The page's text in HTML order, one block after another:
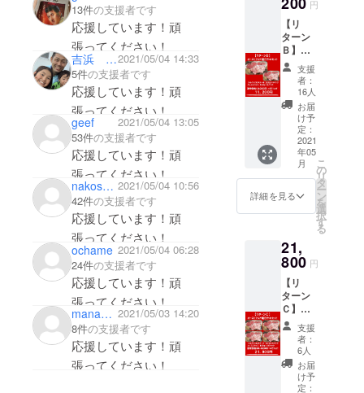
13件の支援者です
応援しています！頑
張ってください！
吉浜 実亮(つねあき)2021/05/04 14:33
5件の支援者です
応援しています！頑
張ってください！
geef
2021/05/04 13:05
53件の支援者です
応援しています！頑
張ってください！
nakosan22 2021/05/04 10:56
42件の支援者です
応援しています！頑
張ってください！
ochame 2021/05/04 06:28
24件の支援者です
応援しています！頑
張ってください！
manage192 2021/05/03 14:20
8件の支援者です
応援しています！頑
張ってください！
思い、7年前
に長年の夢
であった飲
食店を地元
大阪にオー
プンする事
ができまし
た。旬の食
材を使った
オリジナリ
冷製オード
40種類以上
の創意あふ
れるくわ焼
きが名物で
す。
００ｇ×
４パッ
ク 通常
価格９,
９８０
円
→ ４
１％off
の５，
８００
ストラ
リア産
の仔牛
「ス
オース
トラリ
アの恵
まれた
自然環
境の中
で育て
られた
仔牛で
す。仔
牛なの
でビー
円
【リ
ターン
Ｂ】
オース
トラリ
ア産仔
牛の
セット
・フィ
レサイ
コロス
テー
キ ２
００g×
４パッ
ク ・
スライ
ス １
００ｇ×
８パッ
ク 通常
価格１
９,９６
０円
→ ４
３％ｏ
ｆｆの
１１，
支援
者：
16人
お届
け予
定：
2021
年05
月
詳細を見る
こ
の
リ
タ
ー
ン
を
選
択
す
る
21,
800 円
【リ
ターン
Ｃ】
オース
トラリ
ア産仔
牛の
セット
・フィ
支援
者：
6人
お届
け予
定：